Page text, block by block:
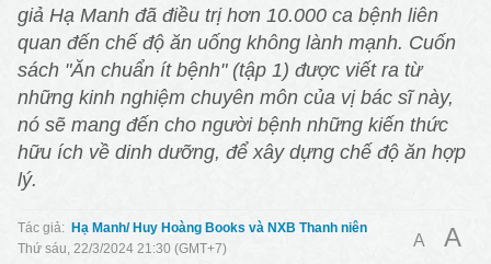
giả Hạ Manh đã điều trị hơn 10.000 ca bệnh liên
quan đến chế độ ăn uống không lành mạnh. Cuốn
sách "Ăn chuẩn ít bệnh" (tập 1) được viết ra từ
những kinh nghiệm chuyên môn của vị bác sĩ này,
nó sẽ mang đến cho người bệnh những kiến thức
hữu ích về dinh dưỡng, để xây dựng chế độ ăn hợp
lý.
Hạ Manh/ Huy Hoàng Books và NXB Thanh niên
Thứ sáu, 22/3/2024 21:30 (GMT+7)
A A